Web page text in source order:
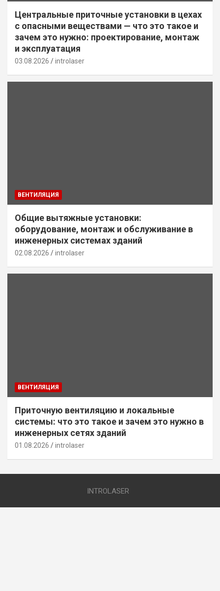
Центральные приточные установки в цехах
с опасными веществами — что это такое и
зачем это нужно: проектирование, монтаж
и эксплуатация
03.08.2026 introlaser
ВЕНТИЛЯЦИЯ
Общие вытяжные установки:
оборудование, монтаж и обслуживание в
инженерных системах зданий
02.08.2026 introlaser
ВЕНТИЛЯЦИЯ
Приточную вентиляцию и локальные
системы: что это такое и зачем это нужно в
инженерных сетях зданий
01.08.2026 introlaser
INTROLASER